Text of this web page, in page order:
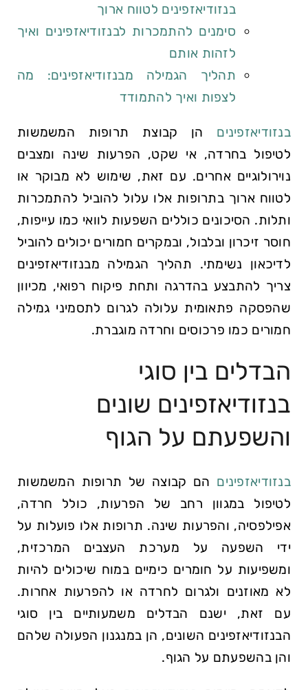
בנזודיאזפינים לטווח ארוך
סימנים להתמכרות לבנזודיאזפינים ואיך
לזהות אותם
תהליך הגמילה מבנזודיאזפינים: מה
לצפות ואיך להתמודד
בנזודיאזפינים הן קבוצת תרופות המשמשות
לטיפול בחרדה, אי שקט, הפרעות שינה ומצבים
נוירולוגיים אחרים. עם זאת, שימוש לא מבוקר או
לטווח ארוך בתרופות אלו עלול להוביל להתמכרות
ותלות. הסיכונים כוללים השפעות לוואי כמו עייפות,
חוסר זיכרון ובלבול, ובמקרים חמורים יכולים להוביל
לדיכאון נשימתי. תהליך הגמילה מבנזודיאזפינים
צריך להתבצע בהדרגה ותחת פיקוח רפואי, מכיוון
שהפסקה פתאומית עלולה לגרום לתסמיני גמילה
חמורים כמו פרכוסים וחרדה מוגברת.
הבדלים בין סוגי
בנזודיאזפינים שונים
והשפעתם על הגוף
בנזודיאזפינים הם קבוצה של תרופות המשמשות
לטיפול במגוון רחב של הפרעות, כולל חרדה,
אפילפסיה, והפרעות שינה. תרופות אלו פועלות על
ידי השפעה על מערכת העצבים המרכזית,
ומשפיעות על חומרים כימיים במוח שיכולים להיות
לא מאוזנים ולגרום לחרדה או להפרעות אחרות.
עם זאת, ישנם הבדלים משמעותיים בין סוגי
הבנזודיאזפינים השונים, הן במנגנון הפעולה שלהם
והן בהשפעתם על הגוף.